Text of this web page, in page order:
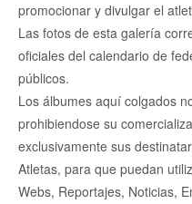
promocionar y divulgar el
Las fotos de esta galería
oficiales del calendario de
públicos.
Los álbumes aquí colgados
prohibiendose su
exclusivamente sus
Atletas, para que puedan
Webs, Reportajes, Noticias,